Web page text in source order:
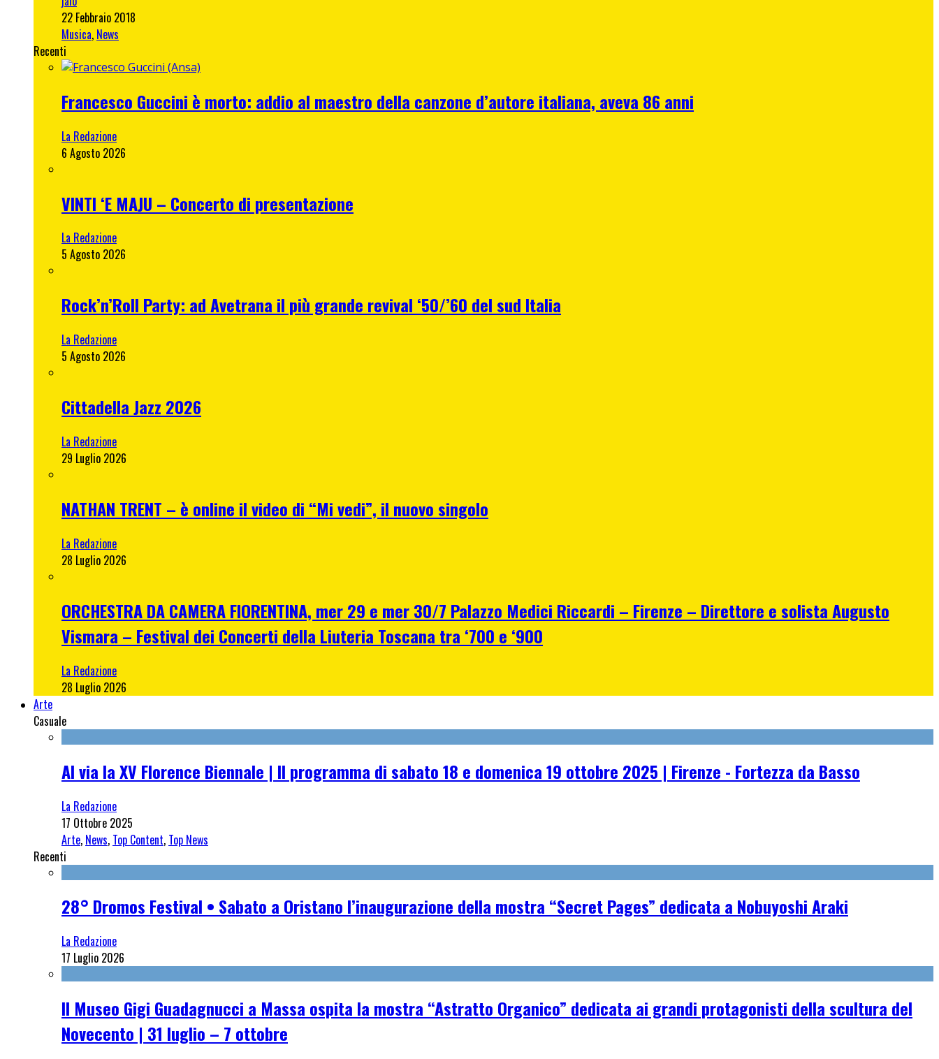
22 Febbraio 2018
Musica, News
Recenti
Francesco Guccini è morto: addio al maestro della canzone d’autore italiana, aveva 86 anni
La Redazione
6 Agosto 2026
VINTI ‘E MAJU – Concerto di presentazione
La Redazione
5 Agosto 2026
Rock’n’Roll Party: ad Avetrana il più grande revival ‘50/’60 del sud Italia
La Redazione
5 Agosto 2026
Cittadella Jazz 2026
La Redazione
29 Luglio 2026
NATHAN TRENT – è online il video di “Mi vedi”, il nuovo singolo
La Redazione
28 Luglio 2026
ORCHESTRA DA CAMERA FIORENTINA, mer 29 e mer 30/7 Palazzo Medici Riccardi – Firenze – Direttore e solista Augusto
Vismara – Festival dei Concerti della Liuteria Toscana tra ‘700 e ‘900
La Redazione
28 Luglio 2026
Arte
Casuale
Al via la XV Florence Biennale | Il programma di sabato 18 e domenica 19 ottobre 2025 | Firenze - Fortezza da Basso
La Redazione
17 Ottobre 2025
Arte, News, Top Content, Top News
Recenti
28° Dromos Festival • Sabato a Oristano l’inaugurazione della mostra “Secret Pages” dedicata a Nobuyoshi Araki
La Redazione
17 Luglio 2026
Il Museo Gigi Guadagnucci a Massa ospita la mostra “Astratto Organico” dedicata ai grandi protagonisti della scultura del
Novecento | 31 luglio – 7 ottobre